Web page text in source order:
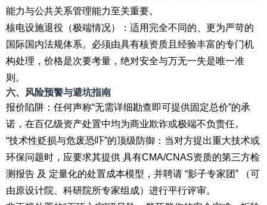
能力与公共关系管理能力至关重要。
核电设施退役（极端情况）：适用完全不同的、更为严苛的
国际国内法规体系。必须由具有核资质且经验丰富的专门机
构处理，价格是次要考量，绝对安全与万无一失是唯一准
则。
六、风险预警与避坑指南
报价陷阱：任何声称“无需详细勘查即可提供固定总价”的承
诺，在百亿级资产处置中均为商业欺诈或极端不负责任。
“技术性贬损与危废恐吓”的顶级防御：当对方提出重大技术或
环保问题时，应要求其提供 具有CMA/CNAS资质的第三方检
测报告 及 定量化的处置成本模型，并聘请 “影子专家团” （可
由原设计院、科研院所专家组成）进行平行评审。